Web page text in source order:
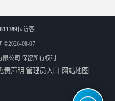
位访客
©2026-08-07
限公司 保留所有权利.
责声明 管理员入口 网站地图